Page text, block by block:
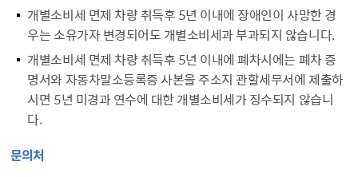
개별소비세 면제 차량 취득후 5년 이내에 장애인이 사망한 경
우는 소유가자 변경되어도 개별소비세과 부과되지 않습니다.
개별소비세 면제 차량 취득후 5년 이내에 폐차시에는 폐차 증
명서와 자동차말소등록증 사본을 주소지 관할세무서에 제출하
시면 5년 미경과 연수에 대한 개별소비세가 징수되지 않습니
다.
문의처